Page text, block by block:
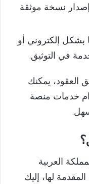
إصدار نسخة موثقة
إلكتروني أو
في التوثيق.
العقود، يمكنك
خدمات منصة
العربية
لها، إليك